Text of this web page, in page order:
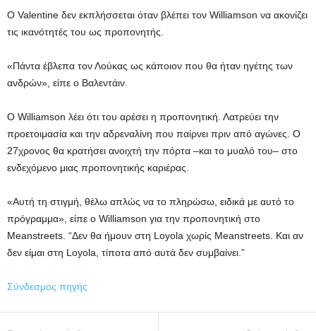
Ο Valentine δεν εκπλήσσεται όταν βλέπει τον Williamson να ακονίζει
τις ικανότητές του ως προπονητής.
«Πάντα έβλεπα τον Λούκας ως κάποιον που θα ήταν ηγέτης των
ανδρών», είπε ο Βαλεντάιν.
Ο Williamson λέει ότι του αρέσει η προπονητική. Λατρεύει την
προετοιμασία και την αδρεναλίνη που παίρνει πριν από αγώνες. Ο
27χρονος θα κρατήσει ανοιχτή την πόρτα –και το μυαλό του– στο
ενδεχόμενο μιας προπονητικής καριέρας.
«Αυτή τη στιγμή, θέλω απλώς να το πληρώσω, ειδικά με αυτό το
πρόγραμμα», είπε ο Williamson για την προπονητική στο
Meanstreets. “Δεν θα ήμουν στη Loyola χωρίς Meanstreets. Και αν
δεν είμαι στη Loyola, τίποτα από αυτά δεν συμβαίνει.”
Σύνδεσμος πηγής